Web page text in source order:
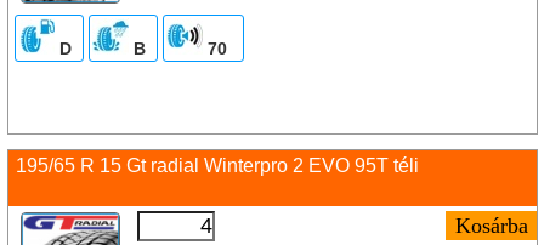
D B 70
195/65 R 15 Gt radial Winterpro 2 EVO 95T téli